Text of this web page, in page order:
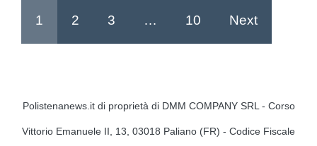
1 2 3 … 10 Next
Polistenanews.it di proprietà di DMM COMPANY SRL - Corso
Vittorio Emanuele II, 13, 03018 Paliano (FR) - Codice Fiscale